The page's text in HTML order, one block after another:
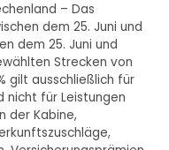
– Das
dem 25. Juni und
dem 25. Juni und
Strecken von
gilt ausschließlich für
nicht für Leistungen
der Kabine,